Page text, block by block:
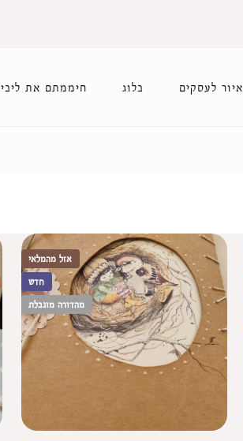
איור לעסקים בלוג חיממתם את ליבי
אזל מהמלאי
חדש
מהדורה מוגבלת